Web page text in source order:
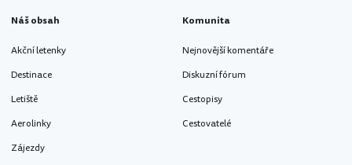
Náš obsah
Akční letenky
Destinace
Letiště
Aerolinky
Zájezdy
Komunita
Nejnovější komentáře
Diskuzní fórum
Cestopisy
Cestovatelé